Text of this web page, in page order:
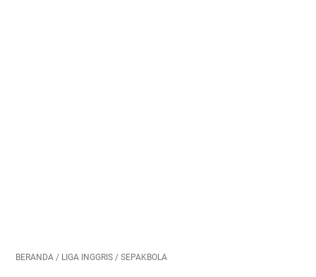
BERANDA / LIGA INGGRIS / SEPAKBOLA